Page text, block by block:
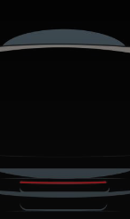
NOTRE IMPORTATION